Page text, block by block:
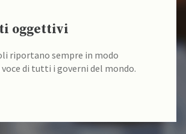
oggettivi
riportano sempre in modo
di tutti i governi del mondo.